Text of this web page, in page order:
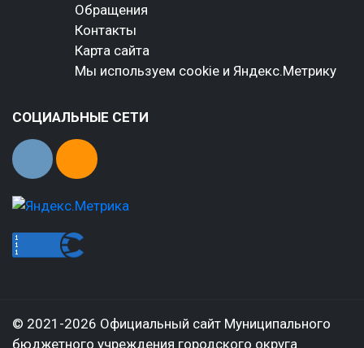
Обращения
Контакты
Карта сайта
Мы используем cookie и Яндекс.Метрику
СОЦИАЛЬНЫЕ СЕТИ
© 2021-2026 Официальный сайт Муниципального
бюджетного учреждения городского округа